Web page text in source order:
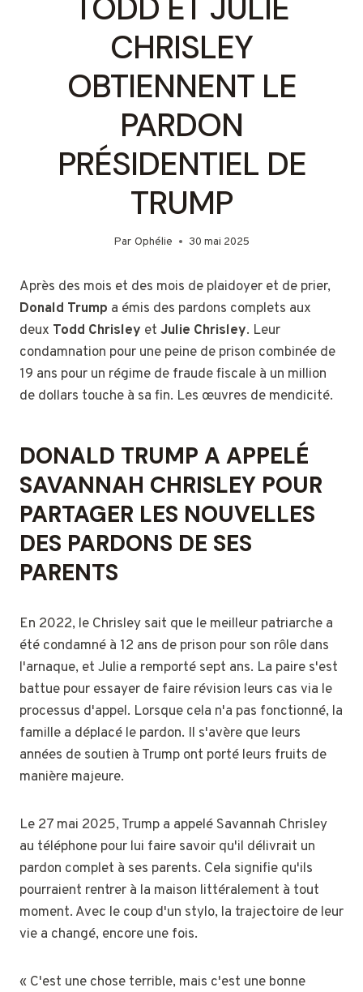
CHRISLEY
OBTIENNENT LE
PARDON
PRÉSIDENTIEL DE
TRUMP
Par Ophélie 30 mai 2025
Après des mois et des mois de plaidoyer et de prier,
Donald Trump a émis des pardons complets aux
deux Todd Chrisley et Julie Chrisley. Leur
condamnation pour une peine de prison combinée de
19 ans pour un régime de fraude fiscale à un million
de dollars touche à sa fin. Les œuvres de mendicité.
DONALD TRUMP A APPELÉ
SAVANNAH CHRISLEY POUR
PARTAGER LES NOUVELLES
DES PARDONS DE SES
PARENTS
En 2022, le Chrisley sait que le meilleur patriarche a
été condamné à 12 ans de prison pour son rôle dans
l'arnaque, et Julie a remporté sept ans. La paire s'est
battue pour essayer de faire révision leurs cas via le
processus d'appel. Lorsque cela n'a pas fonctionné, la
famille a déplacé le pardon. Il s'avère que leurs
années de soutien à Trump ont porté leurs fruits de
manière majeure.
Le 27 mai 2025, Trump a appelé Savannah Chrisley
au téléphone pour lui faire savoir qu'il délivrait un
pardon complet à ses parents. Cela signifie qu'ils
pourraient rentrer à la maison littéralement à tout
moment. Avec le coup d'un stylo, la trajectoire de leur
vie a changé, encore une fois.
« C'est une chose terrible, mais c'est une bonne